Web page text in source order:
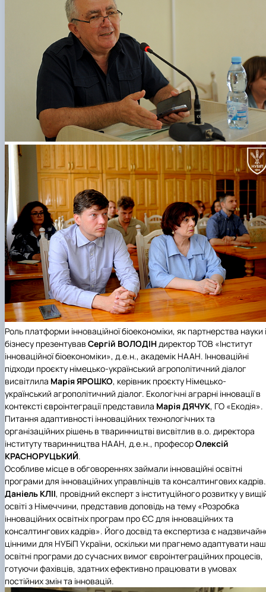
Роль платформи інноваційної біоекономіки, як партнерства науки і
бізнесу презентував Сергій ВОЛОДІНдиректор ТОВ «Інститут
інноваційної біоекономіки», д.е.н., академік НААН. Інноваційні
підходи проєкту німецько-український агрополітичний діалог
висвітлила Марія ЯРОШКО, керівник проєкту Німецько-
український агрополітичний діалог. Екологічні аграрні інновації в
контексті євроінтеграції представила Марія ДЯЧУК, ГО «Екодія».
Питання адаптивності інноваційних технологічних та
організаційних рішень в тваринництві висвітлив в.о. директора
інституту тваринництва НААН, д.е.н., професорОлексій
КРАСНОРУЦЬКИЙ.
Особливе місце в обговореннях займали інноваційні освітні
програми для інноваційних управлінців та консалтингових кадрів.
Даніель КЛІІ, провідний експерт з інституційного розвитку у
освіті з Німеччини, представив доповідь на тему «Розробка
інноваційних освітніх програм про ЄС для інноваційних та
консалтингових кадрів». Його досвід та експертиза є
цінними для НУБіП України, оскільки ми прагнемо адаптувати
освітні програми до сучасних вимог євроінтеграційних процесів,
готуючи фахівців, здатних ефективно працювати в умовах
постійних змін та інновацій.